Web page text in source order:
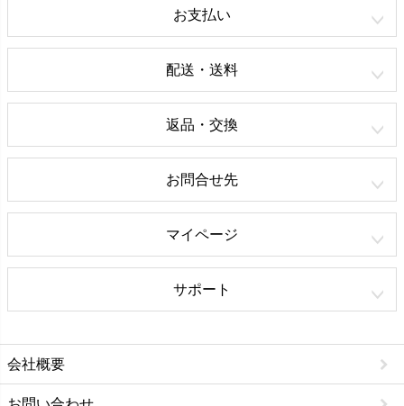
お支払い
配送・送料
返品・交換
お問合せ先
マイページ
サポート
会社概要